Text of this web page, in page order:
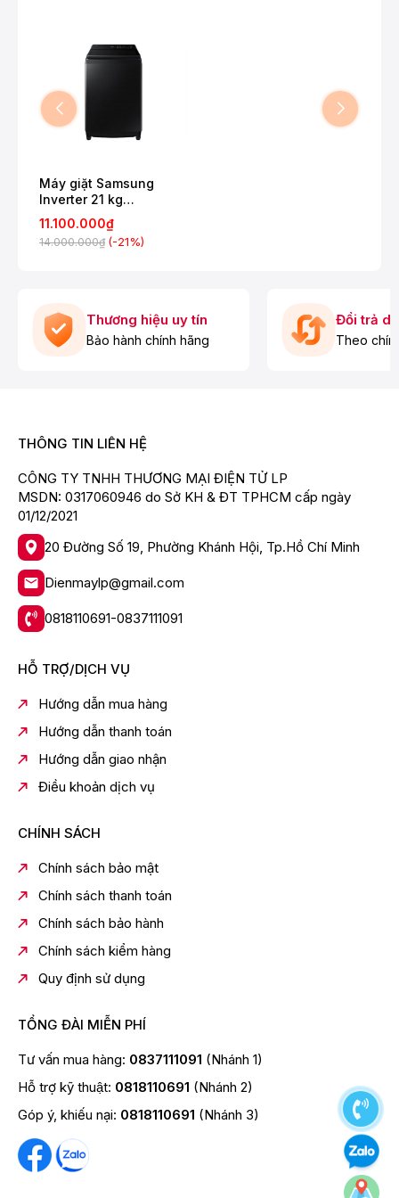
Máy giặt Samsung
Inverter 21 kg
WA80F21B9BSV
11.100.000₫
14.000.000₫ (-21%)
Thương hiệu uy tín
Bảo hành chính hãng
Đổi trả
Theo
THÔNG TIN LIÊN HỆ
CÔNG TY TNHH THƯƠNG MẠI ĐIỆN TỬ LP
MSDN: 0317060946 do Sở KH & ĐT TPHCM cấp ngày
01/12/2021
20 Đường Số 19, Phường Khánh Hội, Tp.Hồ Chí Minh
Dienmaylp@gmail.com
0818110691-0837111091
HỖ TRỢ/DỊCH VỤ
Hướng dẫn mua hàng
Hướng dẫn thanh toán
Hướng dẫn giao nhận
Điều khoản dịch vụ
CHÍNH SÁCH
Chính sách bảo mật
Chính sách thanh toán
Chính sách bảo hành
Chính sách kiểm hàng
Quy định sử dụng
TỔNG ĐÀI MIỄN PHÍ
Tư vấn mua hàng: 0837111091 (Nhánh 1)
Hỗ trợ kỹ thuật: 0818110691 (Nhánh 2)
Góp ý, khiếu nại: 0818110691 (Nhánh 3)